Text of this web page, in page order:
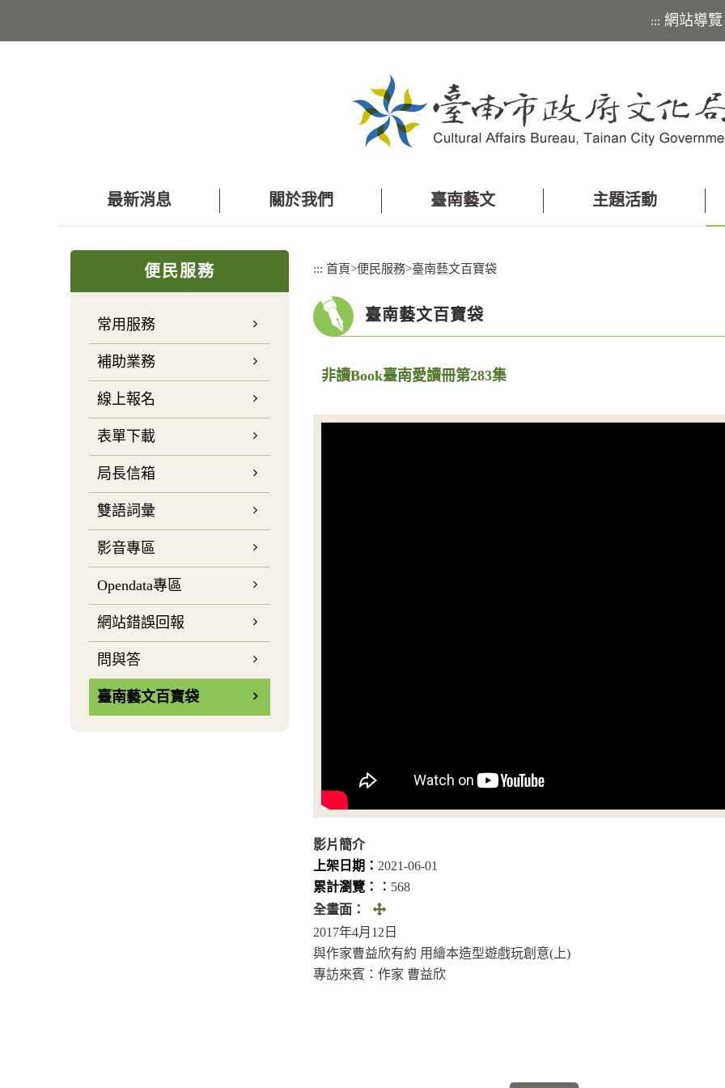
主
::: 網站導覽
最新消息 關於我們 臺南藝文 主題活動
:::
便民服務
常用服務
補助業務
線上報名
表單下載
局長信箱
雙語詞彙
影音專區
Opendata專區
網站錯誤回報
問與答
臺南藝文百寶袋
::: 首頁>便民服務>臺南藝文百寶袋
臺南藝文百寶袋
非讀Book臺南愛讀冊第283集
影片簡介
上架日期： 2021-06-01
累計瀏覽：︰ 568
全畫面：
全
畫
面
(另
2017年4月12日
與作家曹益欣有約 用繪本造型遊戲玩創意(上)
專訪來賓：作家 曹益欣